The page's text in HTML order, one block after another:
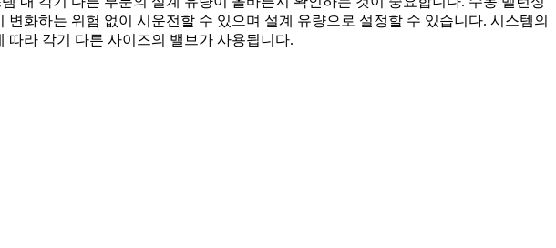
화하는 위험 없이 시운전할 수 있으며 설계 유량으로 설정할 수 있습니다. 시스템의
라 각기 다른 사이즈의 밸브가 사용됩니다.